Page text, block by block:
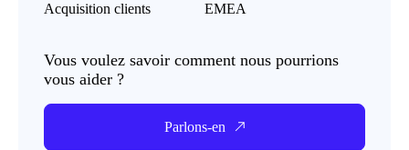
Acquisition clients EMEA
Vous voulez savoir comment nous pourrions
vous aider ?
Parlons-en